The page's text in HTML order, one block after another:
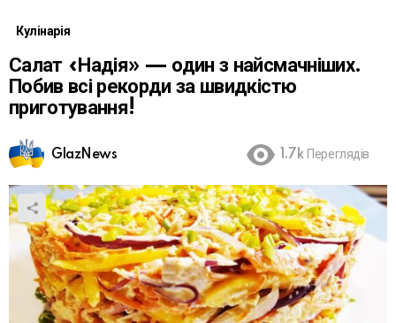
Кулінарія
Салат «Надія» — один з найсмачніших.
Побив всі рекорди за швидкістю
приготування!
GlazNews 1.7k Переглядів